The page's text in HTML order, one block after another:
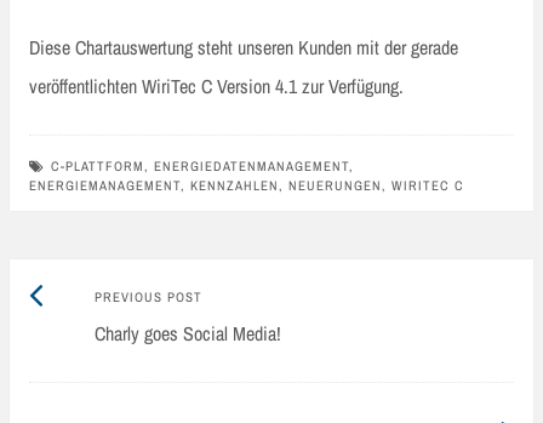
Diese Chartauswertung steht unseren Kunden mit der gerade
veröffentlichten WiriTec C Version 4.1 zur Verfügung.
C-PLATTFORM, ENERGIEDATENMANAGEMENT,
ENERGIEMANAGEMENT, KENNZAHLEN, NEUERUNGEN, WIRITEC C
Post
navigation
PREVIOUS POSTPrevious
post:
Charly goes Social Media!